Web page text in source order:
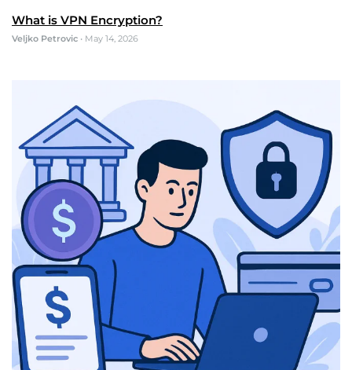
What is VPN Encryption?
Veljko Petrovic • May 14, 2026